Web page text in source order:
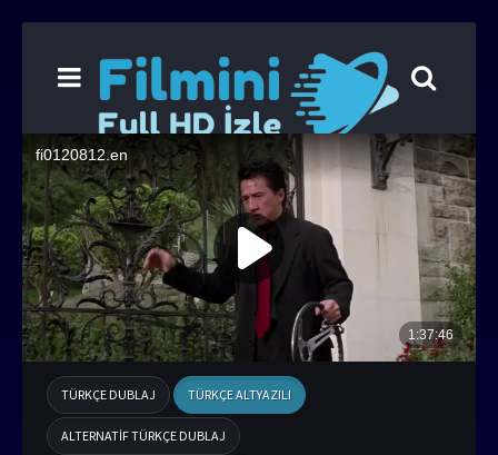
TÜRKÇE DUBLAJ TÜRKÇE ALTYAZILI
ALTERNATIF TÜRKÇE DUBLAJ